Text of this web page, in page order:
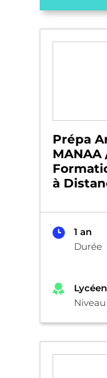
Prépa
MANAA
à
1 an
Durée
Lycéen
Niveau